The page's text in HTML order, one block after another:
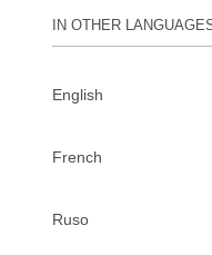
IN OTHER
English
French
Ruso